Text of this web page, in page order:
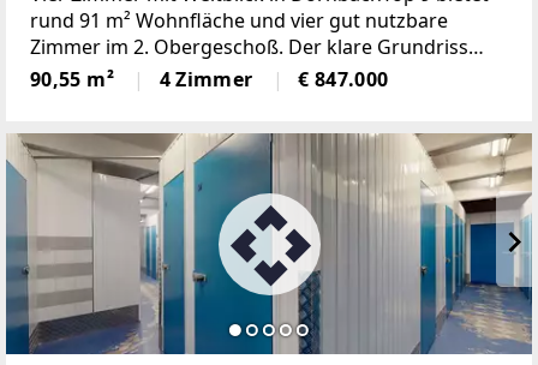
rund 91 m² Wohnfläche und vier gut nutzbare
Zimmer im 2. Obergeschoß. Der klare Grundriss
eignet sich für Familien ebenso wie für Paare mit
zusätzlichem Arbeits- oder Gästezimmer. Große
90,55 m² 4 Zimmer € 847.000